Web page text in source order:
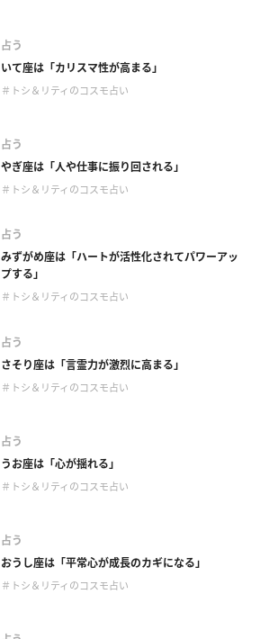
占う
いて座は「カリスマ性が高まる」
＃トシ＆リティのコスモ占い
占う
やぎ座は「人や仕事に振り回される」
＃トシ＆リティのコスモ占い
占う
みずがめ座は「ハートが活性化されてパワーアッ
プする」
＃トシ＆リティのコスモ占い
占う
さそり座は「言霊力が激烈に高まる」
＃トシ＆リティのコスモ占い
占う
うお座は「心が揺れる」
＃トシ＆リティのコスモ占い
占う
おうし座は「平常心が成長のカギになる」
＃トシ＆リティのコスモ占い